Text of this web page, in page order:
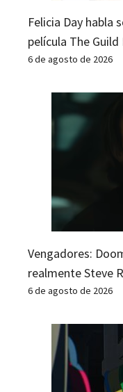
Felicia Day habla
película The Guild
6 de agosto de 2026
Vengadores:
realmente Steve
6 de agosto de 2026